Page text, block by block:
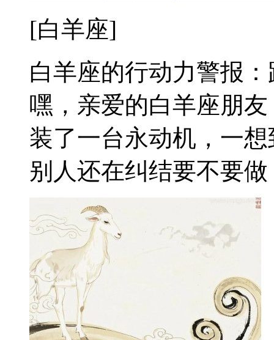
[白羊座]
白羊座的行动力警报
嘿，亲爱的白羊座朋
装了一台永动机，一
别人还在纠结要不要